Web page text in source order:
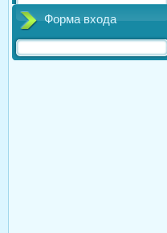
Форма входа